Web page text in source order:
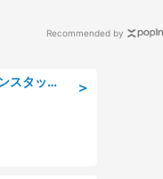
Recommended by
＞
日払いOKで即日収入/キッチンスタッフ/デリバリー業務など、自己成長可能な幅広い仕事に挑戦!髪型自由&ピアス・ネイルOK/茨城県/水戸市